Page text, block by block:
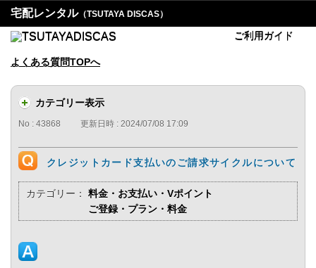
宅配レンタル（TSUTAYA DISCAS）
ご利用ガイド
よくある質問TOPへ
カテゴリー表示
No : 43868 更新日時 : 2024/07/08 17:09
クレジットカード支払いのご請求サイクルについて
カテゴリー：
料金・お支払い・Vポイント
ご登録・プラン・料金